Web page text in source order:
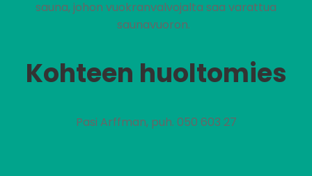
sauna, johon vuokranvalvojalta saa varattua
saunavuoron.
Kohteen huoltomies
Pasi Arffman, puh. 050 603 27